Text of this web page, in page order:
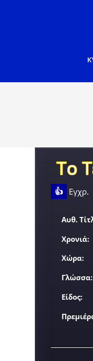
Το
👍 Εγχρ.
Αυθ.
Χρονιά:
Χώρα:
Γλώσσα:
Είδος: